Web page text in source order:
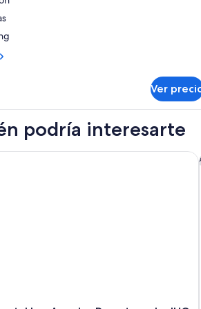
Ver
podría interesarte
Los Angeles Downtown by IHG